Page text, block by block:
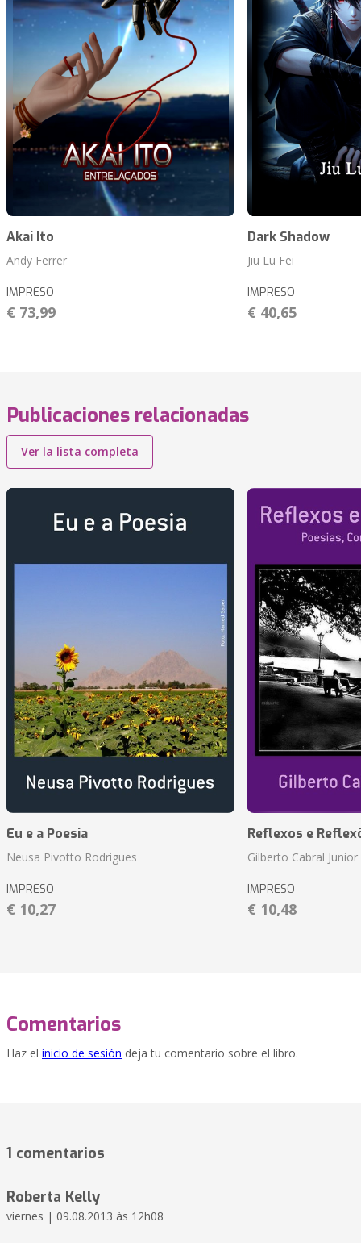
Akai Ito
Andy Ferrer
IMPRESO
€ 73,99
Dark Shadow
Jiu Lu Fei
IMPRESO
€ 40,65
Publicaciones relacionadas
Ver la lista completa
Eu e a Poesia
Neusa Pivotto Rodrigues
IMPRESO
€ 10,27
Reflexos e
Gilberto Cabral Junior
IMPRESO
€ 10,48
Comentarios
Haz el inicio de sesión deja tu comentario sobre el libro.
1 comentarios
Roberta Kelly
viernes | 09.08.2013 às 12h08